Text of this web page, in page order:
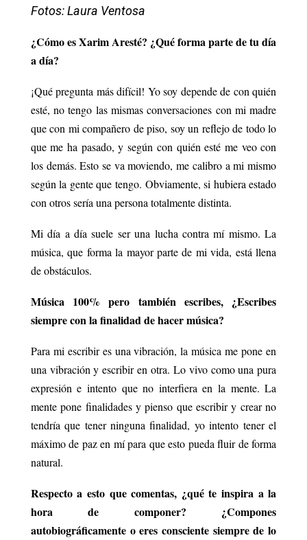
Fotos: Laura Ventosa
¿Cómo es Xarim Aresté? ¿Qué forma parte de tu día
a día?
¡Qué pregunta más difícil! Yo soy depende de con quién
esté, no tengo las mismas conversaciones con mi madre
que con mi compañero de piso, soy un reflejo de todo lo
que me ha pasado, y según con quién esté me veo con
los demás. Esto se va moviendo, me calibro a mi mismo
según la gente que tengo. Obviamente, si hubiera estado
con otros sería una persona totalmente distinta.
Mi día a día suele ser una lucha contra mí mismo. La
música, que forma la mayor parte de mi vida, está llena
de obstáculos.
Música 100% pero también escribes, ¿Escribes
siempre con la finalidad de hacer música?
Para mi escribir es una vibración, la música me pone en
una vibración y escribir en otra. Lo vivo como una pura
expresión e intento que no interfiera en la mente. La
mente pone finalidades y pienso que escribir y crear no
tendría que tener ninguna finalidad, yo intento tener el
máximo de paz en mí para que esto pueda fluir de forma
natural.
Respecto a esto que comentas, ¿qué te inspira a la
hora de componer? ¿Compones
autobiográficamente o eres consciente siempre de lo